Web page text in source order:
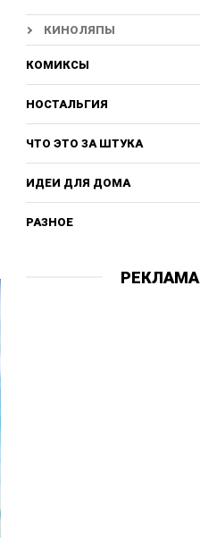
КИНОЛЯПЫ
КОМИКСЫ
НОСТАЛЬГИЯ
ЧТО ЭТО ЗА ШТУКА
ИДЕИ ДЛЯ ДОМА
РАЗНОЕ
РЕКЛАМА